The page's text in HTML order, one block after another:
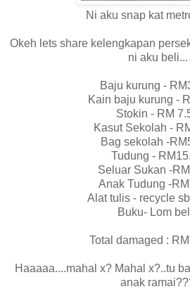
Ni aku snap kat
Okeh lets share kelengkapan
ni aku beli...
Baju kurung -
Kain baju kurung -
Stokin - RM
Kasut Sekolah -
Bag sekolah -
Tudung -
Seluar Sukan -
Anak Tudung -
Alat tulis - recycle
Buku- Lom
Total damaged :
Haaaaa....mahal x? Mahal x?..tu
anak